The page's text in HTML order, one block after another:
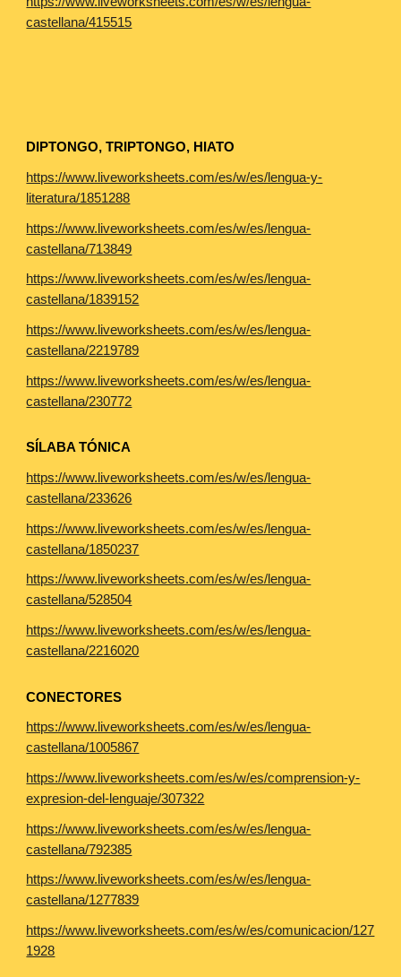
castellana/415515
DIPTONGO, TRIPTONGO, HIATO
https://www.liveworksheets.com/es/w/es/lengua-y-
literatura/1851288
https://www.liveworksheets.com/es/w/es/lengua-
castellana/713849
https://www.liveworksheets.com/es/w/es/lengua-
castellana/1839152
https://www.liveworksheets.com/es/w/es/lengua-
castellana/2219789
https://www.liveworksheets.com/es/w/es/lengua-
castellana/230772
SÍLABA TÓNICA
https://www.liveworksheets.com/es/w/es/lengua-
castellana/233626
https://www.liveworksheets.com/es/w/es/lengua-
castellana/1850237
https://www.liveworksheets.com/es/w/es/lengua-
castellana/528504
https://www.liveworksheets.com/es/w/es/lengua-
castellana/2216020
CONECTORES
https://www.liveworksheets.com/es/w/es/lengua-
castellana/1005867
https://www.liveworksheets.com/es/w/es/comprension-y-
expresion-del-lenguaje/307322
https://www.liveworksheets.com/es/w/es/lengua-
castellana/792385
https://www.liveworksheets.com/es/w/es/lengua-
castellana/1277839
https://www.liveworksheets.com/es/w/es/comunicacion/127
1928